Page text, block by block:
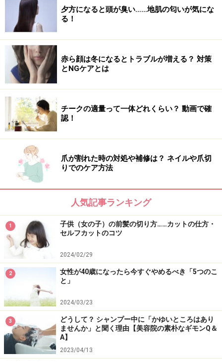
夕方になると頭が臭い……地肌の匂いが気にな
る！
赤ら顔は冬になるとトラブルが増える？ 対策
とNGケアとは
チークの適量って一体どれくらい？ 動画で確
認！
爪が割れた時の対処や補修は？ ネイルや爪切
りでのケア方法
人気記事ランキング
1
子供（女の子）の前髪の切り方……カットの仕方・
セルフカットのコツ
2024/02/29
2
女性が40歳になったら今すぐやめるべき「5つのこ
と」
2024/03/23
3
どうして？ シャンプー中に「かゆいところはあり
ませんか」と聞く理由【美容院の素朴なギモンQ＆
A】
2023/04/13